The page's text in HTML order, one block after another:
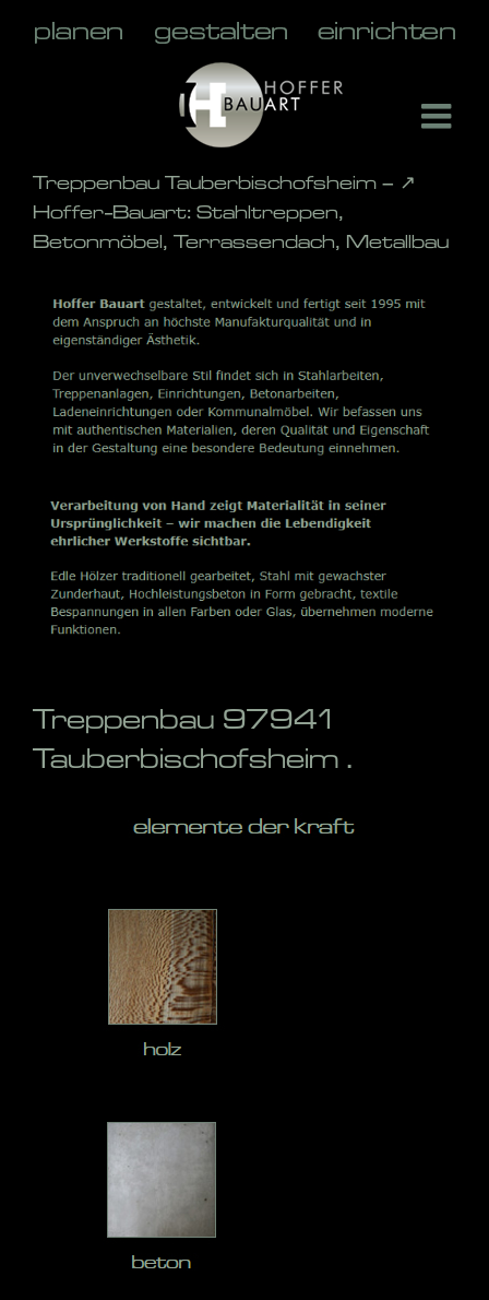
Treppenbau Tauberbischofsheim – ↗️
Hoffer-Bauart: Stahltreppen,
Betonmöbel, Terrassendach, Metallbau
Treppenbau 97941
Tauberbischofsheim .